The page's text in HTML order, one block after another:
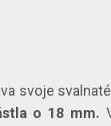
svoje
o 18 mm.